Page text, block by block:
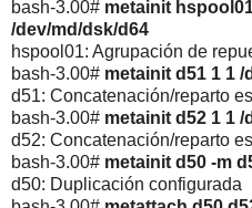
bash-3.00# metainit
/dev/md/dsk/d64
hspool01: Agrupación de
bash-3.00# metainit d51 1 1
d51: Concatenación/reparto
bash-3.00# metainit d52 1 1
d52: Concatenación/reparto
bash-3.00# metainit d50 -m
d50: Duplicación configurada